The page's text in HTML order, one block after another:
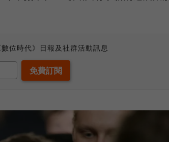
位時代》日報及社群活動訊息